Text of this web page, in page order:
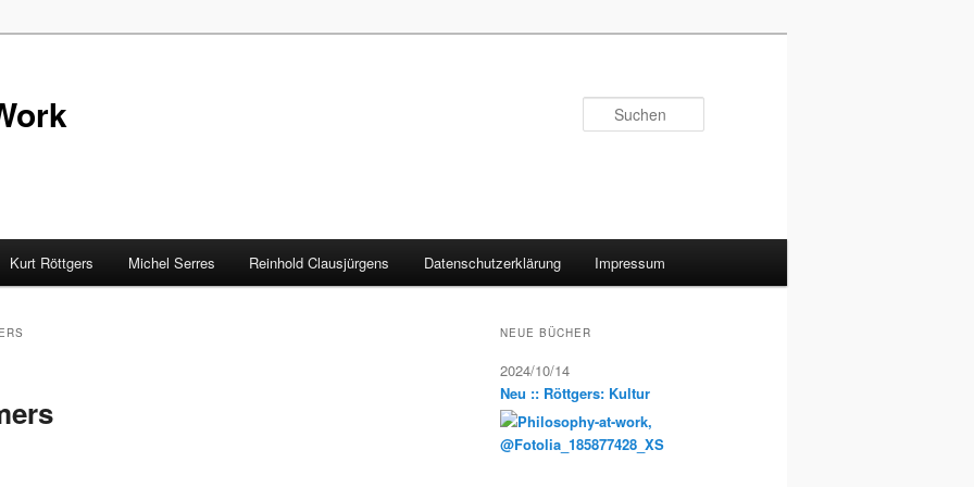
Kurt Röttgers Michel Serres Reinhold Clausjürgens Datenschutzerklärung Impressum
NEUE BÜCHER
2024/10/14
Neu :: Röttgers: Kultur